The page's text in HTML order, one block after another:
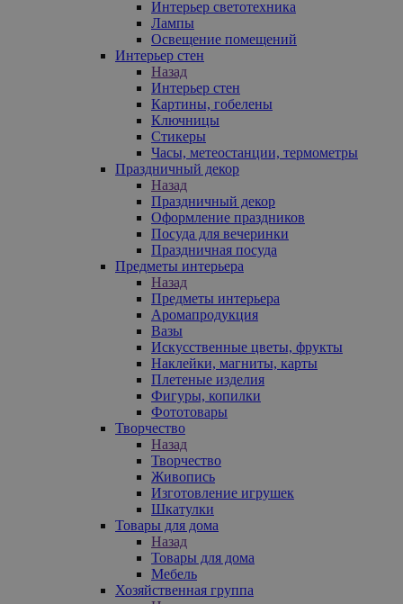
Интерьер светотехника
Лампы
Освещение помещений
Интерьер стен
Назад
Интерьер стен
Картины, гобелены
Ключницы
Стикеры
Часы, метеостанции, термометры
Праздничный декор
Назад
Праздничный декор
Оформление праздников
Посуда для вечеринки
Праздничная посуда
Предметы интерьера
Назад
Предметы интерьера
Аромапродукция
Вазы
Искусственные цветы, фрукты
Наклейки, магниты, карты
Плетеные изделия
Фигуры, копилки
Фототовары
Творчество
Назад
Творчество
Живопись
Изготовление игрушек
Шкатулки
Товары для дома
Назад
Товары для дома
Мебель
Хозяйственная группа